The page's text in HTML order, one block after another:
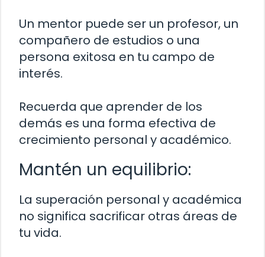
Un mentor puede ser un profesor, un
compañero de estudios o una
persona exitosa en tu campo de
interés.
Recuerda que aprender de los
demás es una forma efectiva de
crecimiento personal y académico.
Mantén un equilibrio:
La superación personal y académica
no significa sacrificar otras áreas de
tu vida.